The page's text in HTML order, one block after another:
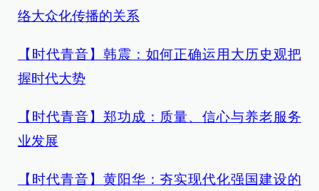
络大众化传播的关系
【时代青音】韩震：如何正确运用大历史观把
握时代大势
【时代青音】郑功成：质量、信心与养老服务
业发展
【时代青音】黄阳华：夯实现代化强国建设的